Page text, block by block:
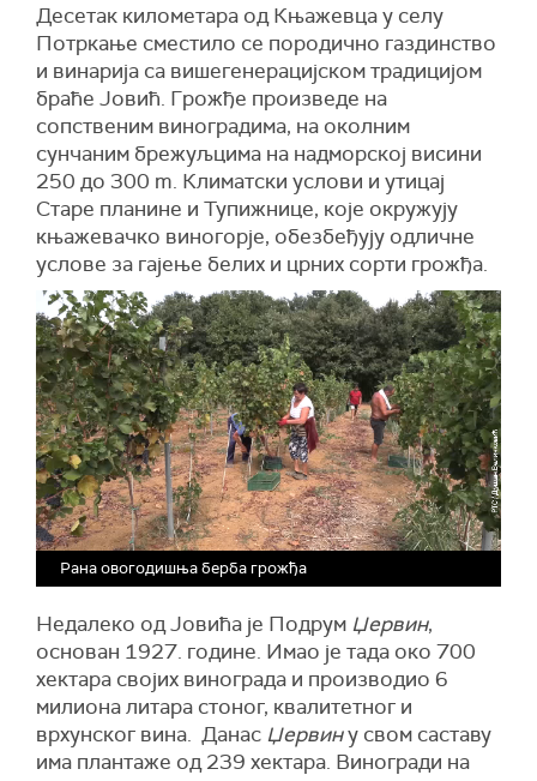
Десетак километара од Књажевца у селу
Потркање сместило се породично газдинство
и винарија са вишегенерацијском традицијом
браће Јовић. Грожђе произведе на
сопственим виноградима, на околним
сунчаним брежуљцима на надморској висини
250 до 300 m. Климатски услови и утицај
Старе планине и Тупижнице, које окружују
књажевачко виногорје, обезбеђују одличне
услове за гајење белих и црних сорти грожђа.
Рана овогодишња берба грожђа
Недалеко од Јовића је Подрум Џервин,
основан 1927. године. Имао је тада око 700
хектара својих винограда и производио 6
милиона литара стоног, квалитетног и
врхунског вина. Данас Џервину свом саставу
има плантаже од 239 хектара. Виногради на